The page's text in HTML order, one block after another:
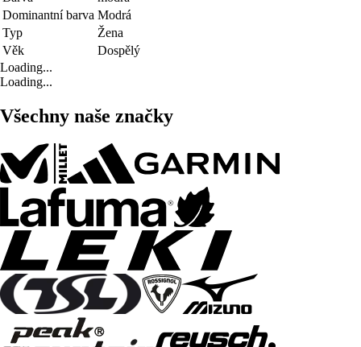
Dominantní barva Modrá
Typ
Žena
Věk
Dospělý
Loading...
Loading...
Všechny naše značky